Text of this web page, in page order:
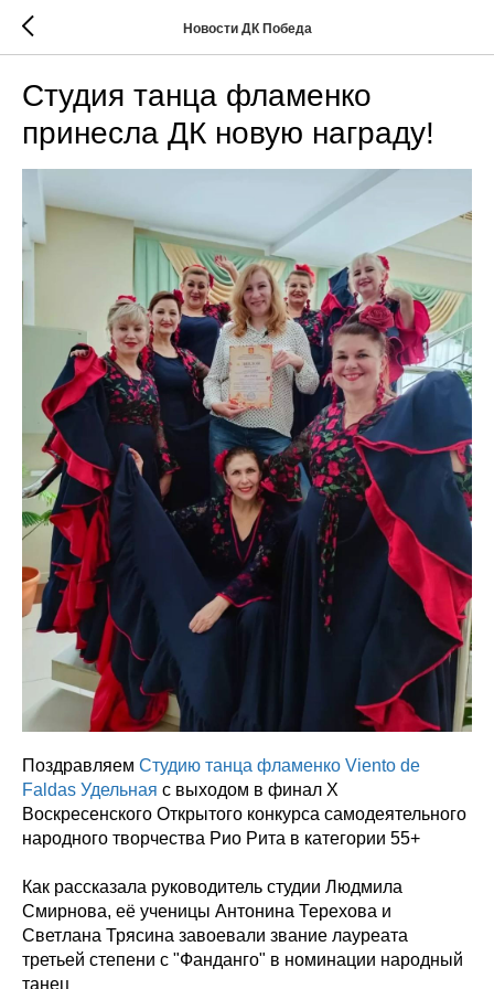
Новости ДК Победа
Студия танца фламенко
принесла ДК новую награду!
Поздравляем Студию танца фламенко Viento de
Faldas Удельная с выходом в финал X
Воскресенского Открытого конкурса самодеятельного
народного творчества Рио Рита в категории 55+
Как рассказала руководитель студии Людмила
Смирнова, её ученицы Антонина Терехова и
Светлана Трясина завоевали звание лауреата
третьей степени с "Фанданго" в номинации народный
танец